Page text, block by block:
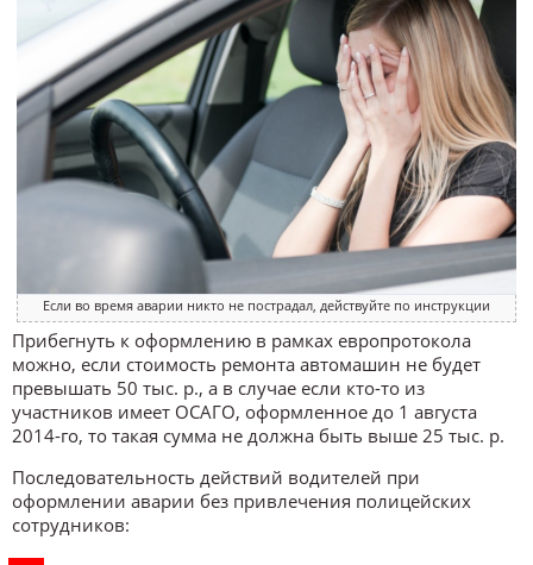
Если во время аварии никто не пострадал, действуйте по инструкции
Прибегнуть к оформлению в рамках европротокола
можно, если стоимость ремонта автомашин не будет
превышать 50 тыс. р., а в случае если кто-то из
участников имеет ОСАГО, оформленное до 1 августа
2014-го, то такая сумма не должна быть выше 25 тыс. р.
Последовательность действий водителей при
оформлении аварии без привлечения полицейских
сотрудников: